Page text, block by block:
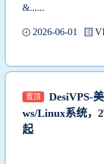
&......
2026-06-01
置顶
DesiVPS-
ws/Linux系统，
起